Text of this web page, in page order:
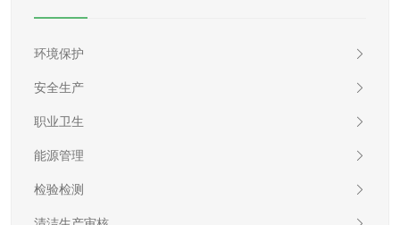
环境保护
安全生产
职业卫生
能源管理
检验检测